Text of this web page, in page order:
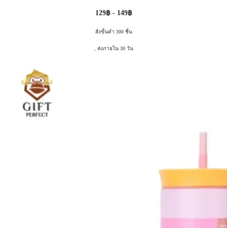
129฿ - 149฿
สั่งขั้นต่ำ 300 ชิ้น
, ส่งภายใน 30 วัน